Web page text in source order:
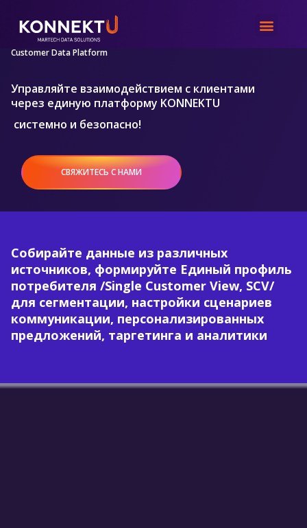
CDP
Customer Data Platform
Управляйте взаимодействием с клиентами
через единую платформу KONNEKTU
системно и безопасно!
СВЯЖИТЕСЬ С НАМИ
Собирайте данные из различных
источников, формируйте Единый профиль
потребителя /Single Customer View, SCV/
для сегментации, настройки сценариев
коммуникации, персонализированных
предложений, таргетинга и аналитики